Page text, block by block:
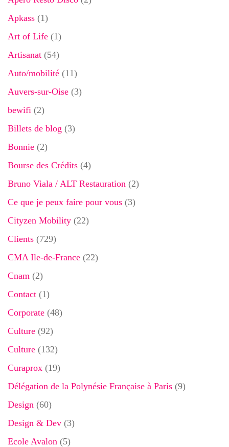
Apkass (1)
Art of Life (1)
Artisanat (54)
Auto/mobilité (11)
Auvers-sur-Oise (3)
bewifi (2)
Billets de blog (3)
Bonnie (2)
Bourse des Crédits (4)
Bruno Viala / ALT Restauration (2)
Ce que je peux faire pour vous (3)
Cityzen Mobility (22)
Clients (729)
CMA Ile-de-France (22)
Cnam (2)
Contact (1)
Corporate (48)
Culture (92)
Culture (132)
Curaprox (19)
Délégation de la Polynésie Française à Paris (9)
Design (60)
Design & Dev (3)
Ecole Avalon (5)